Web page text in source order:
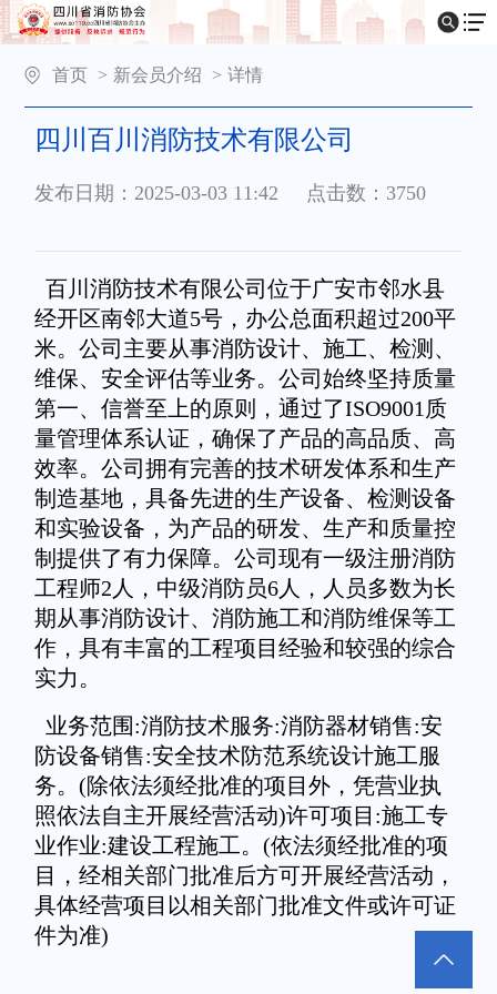
首页 > 新会员介绍 > 详情
四川百川消防技术有限公司
发布日期：2025-03-03 11:42 点击数：3750
百川消防技术有限公司位于广安市邻水县
经开区南邻大道5号，办公总面积超过200平
米。公司主要从事消防设计、施工、检测、
维保、安全评估等业务。公司始终坚持质量
第一、信誉至上的原则，通过了ISO9001质
量管理体系认证，确保了产品的高品质、高
效率。公司拥有完善的技术研发体系和生产
制造基地，具备先进的生产设备、检测设备
和实验设备，为产品的研发、生产和质量控
制提供了有力保障。公司现有一级注册消防
工程师2人，中级消防员6人，人员多数为长
期从事消防设计、消防施工和消防维保等工
作，具有丰富的工程项目经验和较强的综合
实力。
业务范围:消防技术服务:消防器材销售:安
防设备销售:安全技术防范系统设计施工服
务。(除依法须经批准的项目外，凭营业执
照依法自主开展经营活动)许可项目:施工专
业作业:建设工程施工。(依法须经批准的项
目，经相关部门批准后方可开展经营活动，
具体经营项目以相关部门批准文件或许可证
件为准)